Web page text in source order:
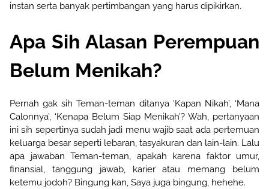
instan serta banyak pertimbangan yang harus dipikirkan.
Apa Sih Alasan Perempuan
Belum Menikah?
Pernah gak sih Teman-teman ditanya ‘Kapan Nikah’, ‘Mana
Calonnya’, ‘Kenapa Belum Siap Menikah’? Wah, pertanyaan
ini sih sepertinya sudah jadi menu wajib saat ada pertemuan
keluarga besar seperti lebaran, tasyakuran dan lain-lain. Lalu
apa jawaban Teman-teman, apakah karena faktor umur,
finansial, tanggung jawab, karier atau memang belum
ketemu jodoh? Bingung kan, Saya juga bingung, hehehe.